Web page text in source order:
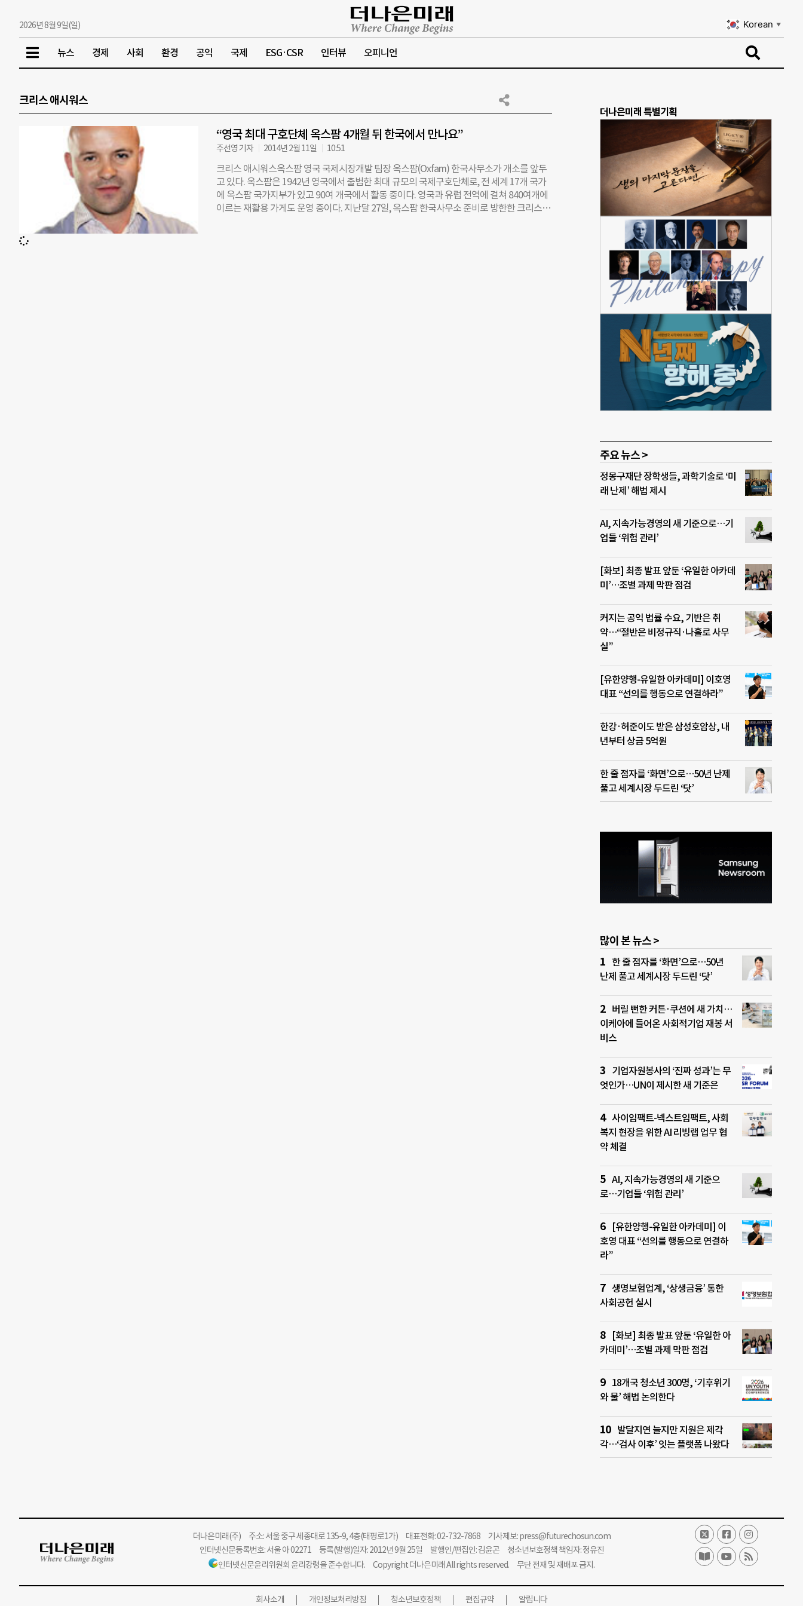
2026년 8월 9일(일) Korean ▼
뉴스 경제 사회 환경 공익 국제 ESG·CSR 인터뷰 오피니언
크리스 애시워스
“영국 최대 구호단체 옥스팜 4개월 뒤 한국에서 만나요”
주선영 기자 2014년 2월 11일 10:51
크리스 애시워스옥스팜 영국 국제시장개발 팀장 옥스팜(Oxfam) 한국사무소가 개소를 앞두
고 있다. 옥스팜은 1942년 영국에서 출범한 최대 규모의 국제구호단체로, 전 세계 17개 국가
에 옥스팜 국가지부가 있고 90여 개국에서 활동 중이다. 영국과 유럽 전역에 걸쳐 840여개에
이르는 재활용 가게도 운영 중이다. 지난달 27일, 옥스팜 한국사무소 준비로 방한한 크리스
더나은미래 특별기획
주요 뉴스 >
정몽구재단 장학생들, 과학기술로 ‘미
래 난제’ 해법 제시
AI, 지속가능경영의 새 기준으로…기
업들 ‘위험 관리’
[화보] 최종 발표 앞둔 ‘유일한 아카데
미’…조별 과제 막판 점검
커지는 공익 법률 수요, 기반은 취
약…“절반은 비정규직·나홀로 사무
실”
[유한양행-유일한 아카데미] 이호영
대표 “선의를 행동으로 연결하라”
한강·허준이도 받은 삼성호암상, 내
년부터 상금 5억원
한 줄 점자를 ‘화면’으로…50년 난제
풀고 세계시장 두드린 ‘닷’
많이 본 뉴스 >
한 줄 점자를 ‘화면’으로…50년
난제 풀고 세계시장 두드린 ‘닷’
버릴 뻔한 커튼·쿠션에 새 가치…
이케아에 들어온 사회적기업 재봉 서
비스
기업자원봉사의 ‘진짜 성과’는 무
엇인가…UN이 제시한 새 기준은
사이임팩트-넥스트임팩트, 사회
복지 현장을 위한 AI 리빙랩 업무 협
약 체결
AI, 지속가능경영의 새 기준으
로…기업들 ‘위험 관리’
[유한양행-유일한 아카데미] 이
호영 대표 “선의를 행동으로 연결하
라”
생명보험업계, ‘상생금융’ 통한
사회공헌 실시
[화보] 최종 발표 앞둔 ‘유일한 아
카데미’…조별 과제 막판 점검
18개국 청소년 300명, ‘기후위기
와 물’ 해법 논의한다
발달지연 늘지만 지원은 제각
각…‘검사 이후’ 잇는 플랫폼 나왔다
더나은미래(주)주소: 서울 중구 세종대로 135-9, 4층(태평로1가) 대표전화: 02-732-7868 기사제보:press@futurechosun.com
인터넷신문등록번호: 서울 아 02271 등록(발행)일자: 2012년 9월 25일 발행인/편집인: 김윤곤 청소년보호정책 책임자: 정유진
인터넷신문윤리위원회 윤리강령을 준수합니다. Copyright 더나은미래 All rights reserved. 무단 전재 및 재배포 금지.
회사소개 개인정보처리방침 청소년보호정책 편집규약 알립니다